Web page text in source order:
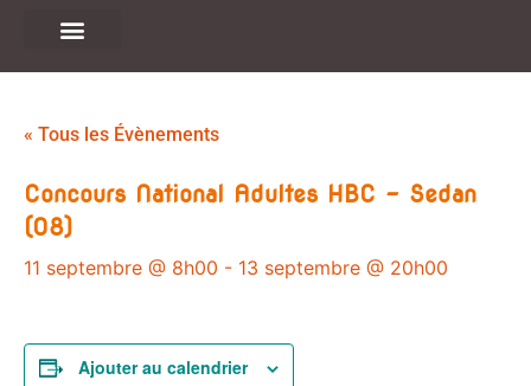
« Tous les Évènements
Concours National Adultes HBC – Sedan
(08)
11 septembre @ 8h00 - 13 septembre @ 20h00
Ajouter au calendrier